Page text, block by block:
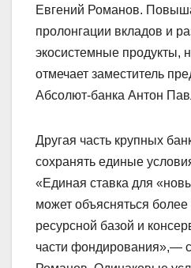
Евгений Романов.
пролонгации вкладов и
экосистемные продукты,
отмечает заместитель
Абсолют-банка Антон
Другая часть крупных
сохранять единые
«Единая ставка для
может объясняться более
ресурсной базой и
части фондирования»,—